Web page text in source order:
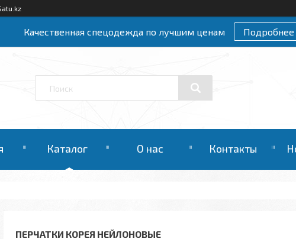
Качественная спецодежда по лучшим ценам Подробнее
Каталог О нас Контакты
ПЕРЧАТКИ КОРЕЯ НЕЙЛОНОВЫЕ